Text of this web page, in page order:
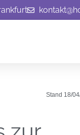
Stand 18/